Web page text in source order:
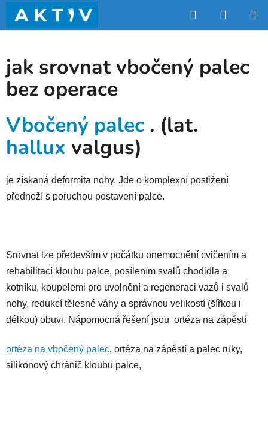
obsah
Hledat
KOŠÍK
jak srovnat vbočený palec
bez operace
Vbočený palec . (lat.
hallux valgus)
je získaná deformita nohy. Jde o komplexní postižení
přednoží s poruchou postavení palce.
Srovnat lze především v počátku onemocnění cvičením a
rehabilitací kloubu palce, posílením svalů chodidla a
kotníku, koupelemi pro uvolnění a regeneraci vazů i svalů
nohy, redukcí tělesné váhy a správnou velikostí (šířkou i
délkou) obuvi. Nápomocná řešení jsou ortéza na zápěstí
ortéza na vbočený palec, ortéza na zápěstí a palec ruky,
silikonový chránič kloubu palce,